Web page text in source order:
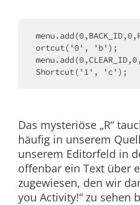
ortcut('0', 'b');
Shortcut('1', 'c');
Das mysteriöse „R“
häufig in unserem
unserem Editorfeld in
offenbar ein Text über
zugewiesen, den wir
you Activity!“ zu sehen